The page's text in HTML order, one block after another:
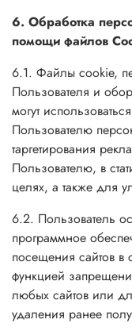
6. Обработка
помощи файлов
6.1. Файлы cookie,
Пользователя и
могут
Пользователю
таргетирования
Пользователю, в
целях, а также для
6.2. Пользователь
программное
посещения сайтов в
функцией
любых сайтов или
удаления ранее